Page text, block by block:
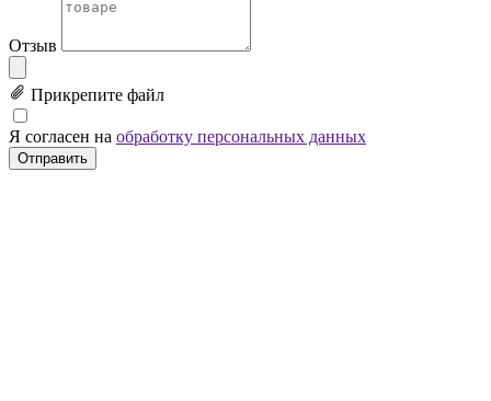
Отзыв
Прикрепите файл
Я согласен на обработку персональных данных